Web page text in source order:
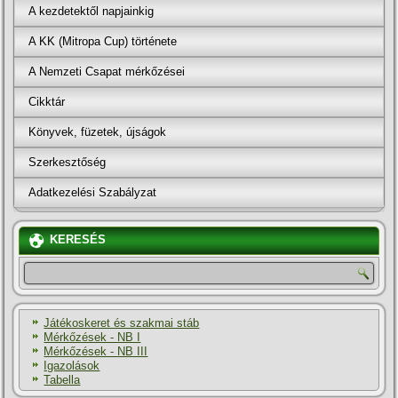
A kezdetektől napjainkig
A KK (Mitropa Cup) története
A Nemzeti Csapat mérkőzései
Cikktár
Könyvek, füzetek, újságok
Szerkesztőség
Adatkezelési Szabályzat
KERESÉS
Játékoskeret és szakmai stáb
Mérkőzések - NB I
Mérkőzések - NB III
Igazolások
Tabella